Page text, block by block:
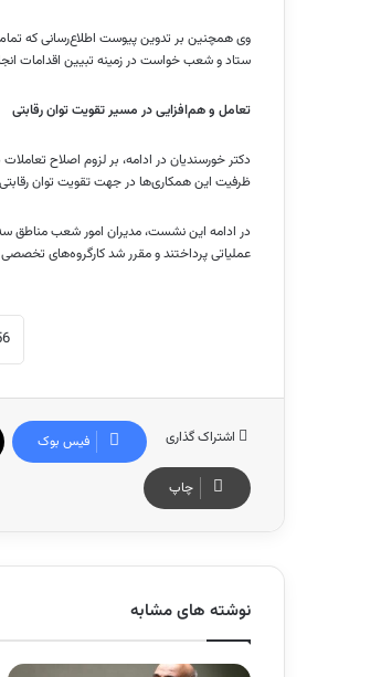
وی همچنین بر تدوین پیوست اطلاع‌رسانی که
ستاد و شعب خواست در زمینه تبیین اقدامات
تعامل و هم‌افزایی در مسیر تقویت توان رقابتی
دکتر خورسندیان در ادامه، بر لزوم اصلاح
ظرفیت این همکاری‌ها در جهت تقویت توان
در ادامه این نشست، مدیران امور شعب مناطق سه
عملیاتی پرداختند و مقرر شد کارگروه‌های
اشتراک گذاری فیس بوک
چاپ
نوشته های مشابه